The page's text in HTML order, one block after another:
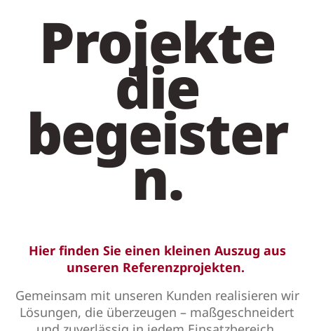
Projekte
die
begeister
n.
Hier finden Sie einen kleinen Auszug aus
unseren Referenzprojekten.
Gemeinsam mit unseren Kunden realisieren wir
Lösungen, die überzeugen – maßgeschneidert